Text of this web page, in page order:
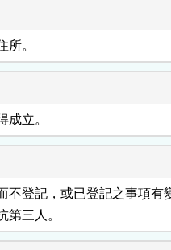
所。
成立。
不登記，或已登記之事項有
第三人。